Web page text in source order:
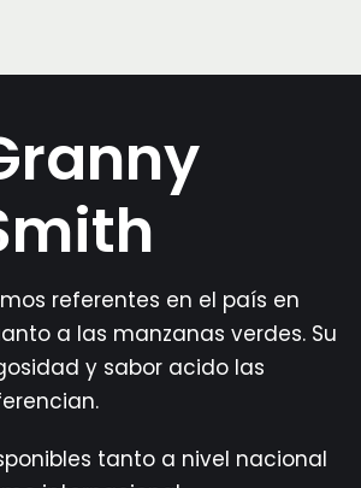
referentes en el país en
a las manzanas verdes. Su
y sabor acido las
tanto a nivel nacional